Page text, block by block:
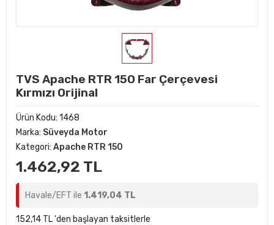
TVS Apache RTR 150 Far Çerçevesi
Kırmızı Orijinal
Ürün Kodu: 1468
Marka: Süveyda Motor
Kategori: Apache RTR 150
1.462,92 TL
Havale/EFT ile 1.419,04 TL
152,14 TL 'den başlayan taksitlerle